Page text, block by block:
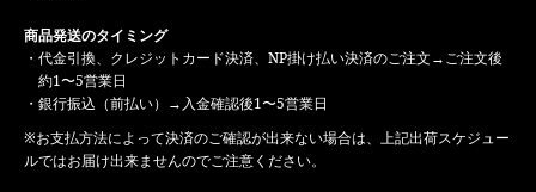
商品発送のタイミング
・代金引換、クレジットカード決済、NP掛け払い決済のご注文→ご注文後
約1〜5営業日
・銀行振込（前払い）→入金確認後1〜5営業日
※お支払方法によって決済のご確認が出来ない場合は、上記出荷スケジュー
ルではお届け出来ませんのでご注意ください。